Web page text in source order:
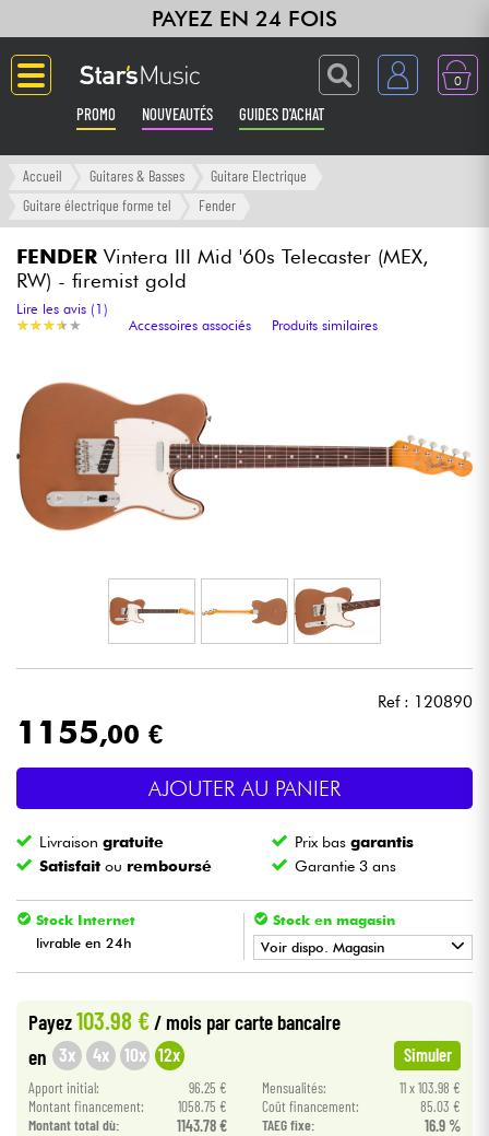
PAYEZ EN 24 FOIS
0
PROMO NOUVEAUTÉS GUIDES D'ACHAT
Langue
Amplis & Effets
Synthés & Sampleurs
Home Studio
Casques
Eclairage
Batteries & Percu
Vents
Violons & Quatuor
Eveil Musical
Câbles & Access.
HiFi
Accueil Guitares & Basses
Guitare Electrique
Guitare électrique forme tel
Fender
FENDER Vintera III Mid '60s Telecaster (MEX,
RW) - firemist gold
★★★★ ★
★★★★ ★
Lire les avis (1)
Accessoires associés
Produits similaires
Ref : 120890
1155,00 €
AJOUTER AU PANIER
Livraisongratuite Prix basgarantis
Satisfait ou remboursé Garantie 3 ans
Stock Internet
livrable en 24h
Stock en magasin
Voir dispo. Magasin
•
• Star'SMusic
Payez103.98 €/ mois par carte bancaire
en 3x 4x 10x 12x Simuler
Apport initial: 96.25 € Mensualités:
11 x 103.98 €
Montant financement:
1058.75 € Coût financement:
85.03 €
Montant total dù:
1143.78 € TAEG fixe: 16.9 %